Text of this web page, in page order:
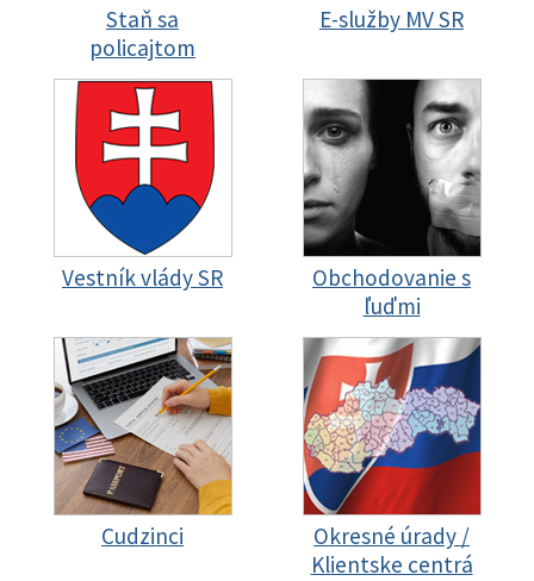
Staň sa
policajtom
E-služby MV SR
Vestník vlády SR
Obchodovanie s
ľuďmi
Cudzinci
Okresné úrady /
Klientske centrá